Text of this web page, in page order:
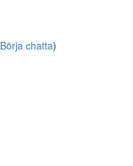
Börja chatta)